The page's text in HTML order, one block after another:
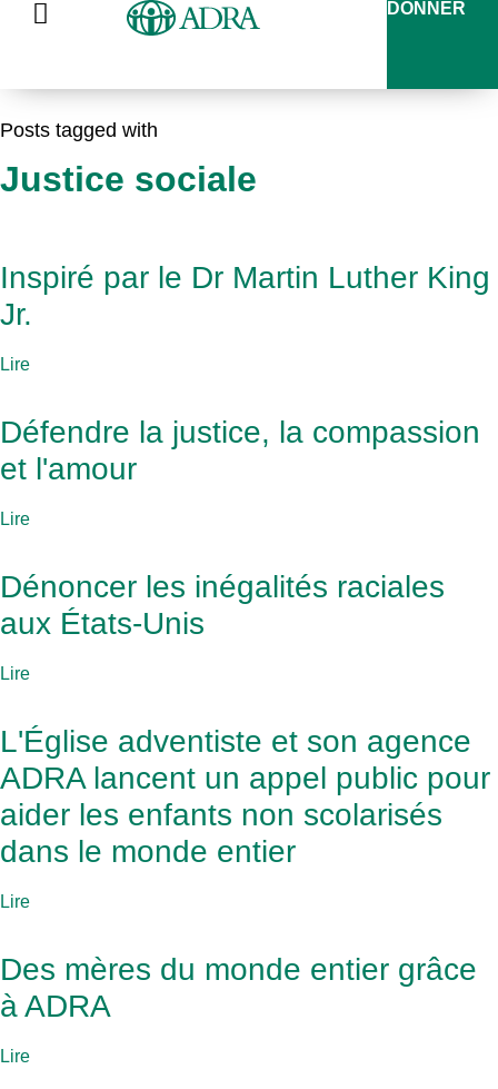
DONNER
Posts tagged with
Justice sociale
Inspiré par le Dr Martin Luther King
Jr.
Lire
Défendre la justice, la compassion
et l'amour
Lire
Dénoncer les inégalités raciales
aux États-Unis
Lire
L'Église adventiste et son agence
ADRA lancent un appel public pour
aider les enfants non scolarisés
dans le monde entier
Lire
Des mères du monde entier grâce
à ADRA
Lire